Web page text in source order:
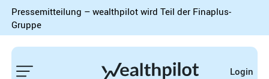
Pressemitteilung – wealthpilot wird Teil der Finaplus-
Gruppe
Login